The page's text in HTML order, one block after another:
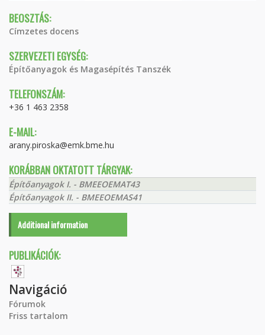
BEOSZTÁS:
Címzetes docens
SZERVEZETI EGYSÉG:
Építőanyagok és Magasépítés Tanszék
TELEFONSZÁM:
+36 1 463 2358
E-MAIL:
arany.piroska@emk.bme.hu
KORÁBBAN OKTATOTT TÁRGYAK:
Építőanyagok I. - BMEEOEMAT43
Építőanyagok II. - BMEEOEMAS41
Additional information
PUBLIKÁCIÓK:
Navigáció
Fórumok
Friss tartalom